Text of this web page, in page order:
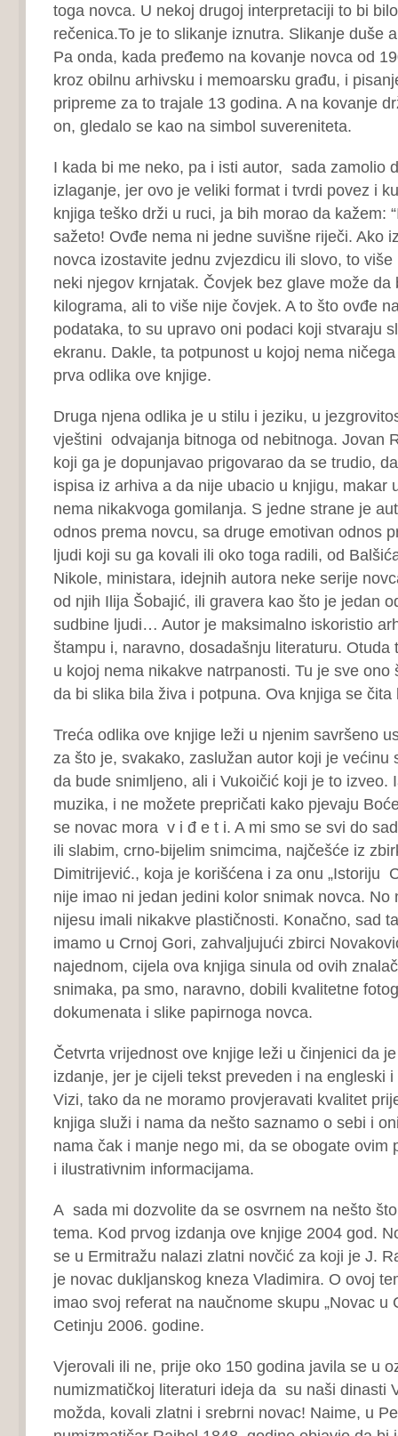
toga novca. U nekoj drugoj interpretaciji to bi
rečenica.To je to slikanje iznutra. Slikanje duše
Pa onda, kada pređemo na kovanje novca od
kroz obilnu arhivsku i memoarsku građu, i
pripreme za to trajale 13 godina. A na kovanje
on, gledalo se kao na simbol suvereniteta.
I kada bi me neko, pa i isti autor, sada zamolio
izlaganje, jer ovo je veliki format i tvrdi povez i
knjiga teško drži u ruci, ja bih morao da kažem:
sažeto! Ovđe nema ni jedne suvišne riječi. Ako
novca izostavite jednu zvjezdicu ili slovo, to
neki njegov krnjatak. Čovjek bez glave može da
kilograma, ali to više nije čovjek. A to što ovđe
podataka, to su upravo oni podaci koji stvaraju
ekranu. Dakle, ta potpunost u kojoj nema
prva odlika ove knjige.
Druga njena odlika je u stilu i jeziku, u
vještini odvajanja bitnoga od nebitnoga. Jovan
koji ga je dopunjavao prigovarao da se trudio,
ispisa iz arhiva a da nije ubacio u knjigu, makar
nema nikakvoga gomilanja. S jedne strane je
odnos prema novcu, sa druge emotivan odnos
ljudi koji su ga kovali ili oko toga radili, od
Nikole, ministara, idejnih autora neke serije
od njih Ilija Šobajić, ili gravera kao što je jedan
sudbine ljudi… Autor je maksimalno iskoristio
štampu i, naravno, dosadašnju literaturu. Otuda
u kojoj nema nikakve natrpanosti. Tu je sve ono
da bi slika bila živa i potpuna. Ova knjiga se čita
Treća odlika ove knjige leži u njenim savršeno
za što je, svakako, zaslužan autor koji je većinu
da bude snimljeno, ali i Vukoičić koji je to izveo.
muzika, i ne možete prepričati kako pjevaju
se novac mora v i đ e t i. A mi smo se svi do
ili slabim, crno-bijelim snimcima, najčešće iz
Dimitrijević., koja je korišćena i za onu „Istoriju
nije imao ni jedan jedini kolor snimak novca. No
nijesu imali nikakve plastičnosti. Konačno, sad
imamo u Crnoj Gori, zahvaljujući zbirci
najednom, cijela ova knjiga sinula od ovih
snimaka, pa smo, naravno, dobili kvalitetne
dokumenata i slike papirnoga novca.
Četvrta vrijednost ove knjige leži u činjenici da
izdanje, jer je cijeli tekst preveden i na engleski
Vizi, tako da ne moramo provjeravati kvalitet
knjiga služi i nama da nešto saznamo o sebi i
nama čak i manje nego mi, da se obogate ovim
i ilustrativnim informacijama.
A sada mi dozvolite da se osvrnem na nešto
tema. Kod prvog izdanja ove knjige 2004 god.
se u Ermitražu nalazi zlatni novčić za koji je J.
je novac dukljanskog kneza Vladimira. O ovoj
imao svoj referat na naučnome skupu „Novac u
Cetinju 2006. godine.
Vjerovali ili ne, prije oko 150 godina javila se u
numizmatičkoj literaturi ideja da su naši dinasti
možda, kovali zlatni i srebrni novac! Naime, u